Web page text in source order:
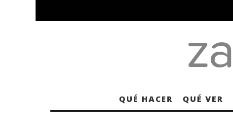
QUÉ HACER QUÉ VER